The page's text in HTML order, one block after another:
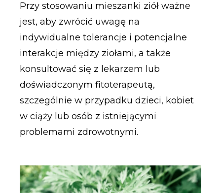
Przy stosowaniu mieszanki ziół ważne
jest, aby zwrócić uwagę na
indywidualne tolerancje i potencjalne
interakcje między ziołami, a także
konsultować się z lekarzem lub
doświadczonym fitoterapeutą,
szczególnie w przypadku dzieci, kobiet
w ciąży lub osób z istniejącymi
problemami zdrowotnymi.